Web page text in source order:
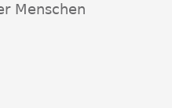
Menschen